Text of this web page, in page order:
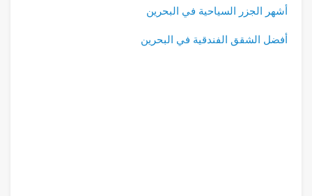
أشهر الجزر السياحية في البحرين
أفضل الشقق الفندقية في البحرين